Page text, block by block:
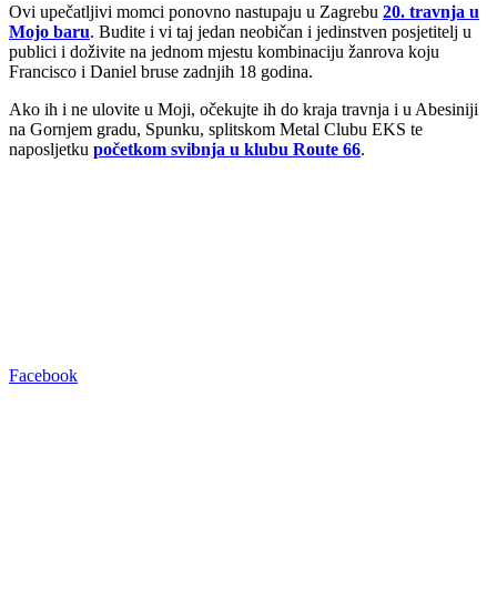
Ovi upečatljivi momci ponovno nastupaju u Zagrebu 20. travnja u
Mojo baru. Budite i vi taj jedan neobičan i jedinstven posjetitelj u
publici i doživite na jednom mjestu kombinaciju žanrova koju
Francisco i Daniel bruse zadnjih 18 godina.
Ako ih i ne ulovite u Moji, očekujte ih do kraja travnja i u Abesiniji
na Gornjem gradu, Spunku, splitskom Metal Clubu EKS te
naposljetku početkom svibnja u klubu Route 66.
Facebook